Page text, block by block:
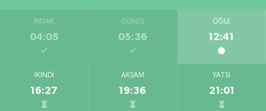
İMSAK
04:05
GÜNEŞ
05:36
ÖĞLE
12:41
İKINDI
16:27
AKŞAM
19:36
YATSI
21:01